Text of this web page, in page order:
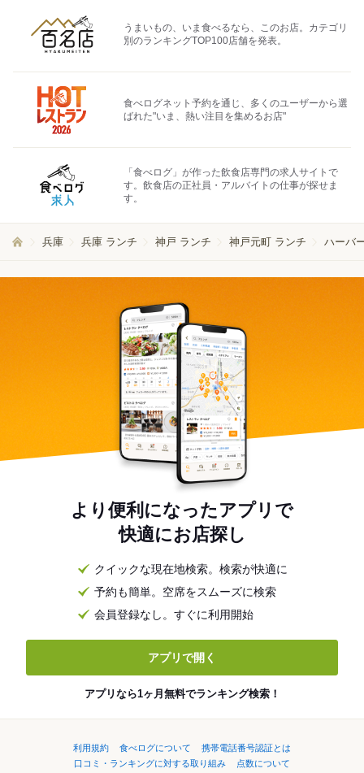
うまいもの、いま食べるなら、このお店。カテゴリ
別のランキングTOP100店舗を発表。
食べログネット予約を通じ、多くのユーザーから選
ばれた"いま、熱い注目を集めるお店"
「食べログ」が作った飲食店専門の求人サイトで
す。飲食店の正社員・アルバイトの仕事が探せま
す。
兵庫 兵庫 ランチ 神戸 ランチ 神戸元町 ランチ ハーバ
より便利になったアプリで
快適にお店探し
クイックな現在地検索。検索が快適に
予約も簡単。空席をスムーズに検索
会員登録なし。すぐに利用開始
アプリで開く
アプリなら1ヶ月無料でランキング検索！
利用規約 食べログについて
携帯電話番号認証とは
口コミ・ランキングに対する取り組み
点数について